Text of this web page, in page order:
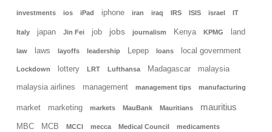
investments ios iPad iphone iran iraq IRS ISIS israel IT
Italy japan Jin Fei job jobs journalism Kenya KPMG land
law laws layoffs leadership Lepep loans local government
Lockdown lottery LRT Lufthansa Madagascar malaysia
malaysia airlines management management tips manufacturing
market marketing markets MauBank Mauritians mauritius
MBC MCB MCCI mecca Medical Council medicaments